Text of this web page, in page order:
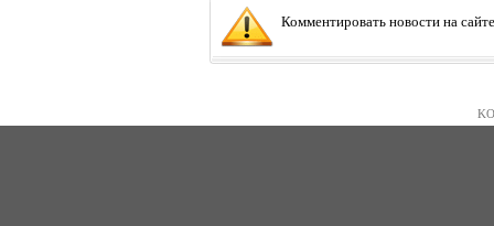
Комментировать новости на